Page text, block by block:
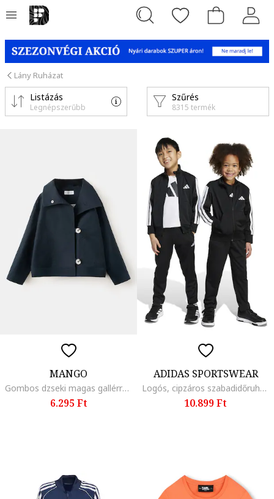
Lány Ruházat
Szűrés
8315 termék
Listázás
Legnépszerűbb
MANGO
Gombos dzseki magas gallérral, Tengerészkék
6.295 Ft
ADIDAS SPORTSWEAR
Logós, cipzáros szabadidőruha, Fehér/Fekete
10.899 Ft